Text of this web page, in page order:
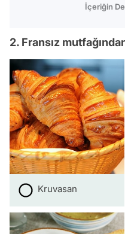
İçeriğin
2. Fransız
Kruvasan